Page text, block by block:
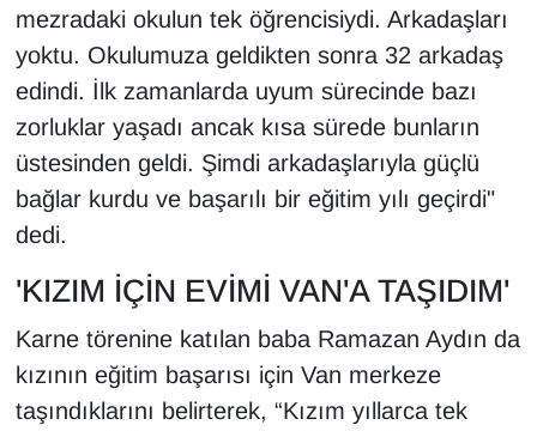
mezradaki okulun tek öğrencisiydi. Arkadaşları
yoktu. Okulumuza geldikten sonra 32 arkadaş
edindi. İlk zamanlarda uyum sürecinde bazı
zorluklar yaşadı ancak kısa sürede bunların
üstesinden geldi. Şimdi arkadaşlarıyla güçlü
bağlar kurdu ve başarılı bir eğitim yılı geçirdi"
dedi.
'KIZIM İÇİN EVİMİ VAN'A TAŞIDIM'
Karne törenine katılan baba Ramazan Aydın da
kızının eğitim başarısı için Van merkeze
taşındıklarını belirterek, “Kızım yıllarca tek